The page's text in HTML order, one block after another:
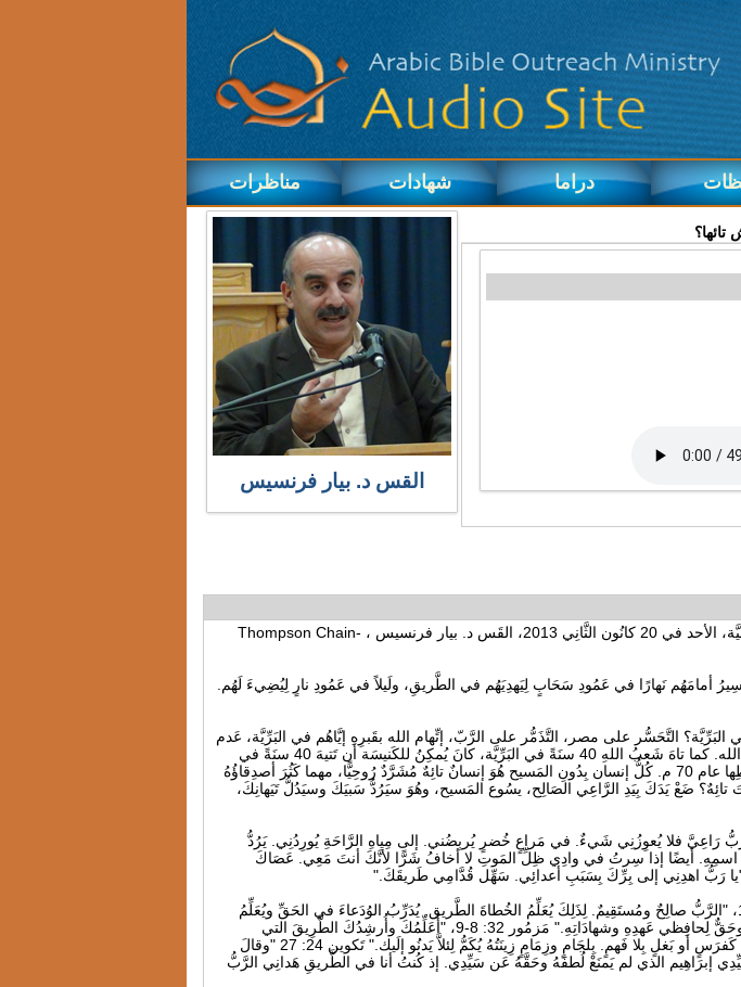
دراما شهادات مناظرات
القس د. بيار فرنسيس
لا تَعِشْ تائِهًا أو الهِدَايَةُ الإلَهِيَّة الميَّة وميَّة، الأحد في 20 كانُون الثَّانِي 2013، القَس د. بيار فرنسيس ، Thompson Chain-
"وكانَ الرَّبُّ يَسِيرُ أمامَهُم نَهارًا في عَمُودِ سَحَابٍ لِيَهدِيَهُم في الطَّريقِ، ولَيلاً في عَمُودِ نارٍ لِيُضِيءَ لَهُم.
البَرِّيَّة؟ التَّحَسُّر على مصر، التَّذَمُّر على الرَّبّ، إتِّهام الله بقَبرِهِ إيَّاهُم في البَرِّيَّة، عَدم
الإيمان بالمَواعِيد، عَدم الطَّاعَة لوَصايا الله. كما تاهَ شَعبُ اللهِ 40 سنَةً في البَرِّيَّة، كانَ يُمكِنُ للكَنيسَة أن تَتيهَ 40 سنَةً في
بَرِّيَّةِ اليَهُوديَّة في أُورشَليم حتَّى سقُوطِها عام 70 م. كُلُّ إنسان بِدُونِ المَسيح هُوَ إنسانٌ تائِهٌ مُشَرَّدٌ رُوحِيًّا، مهما كَثُرَ أصدِقاؤُهُ
ضَعْ يَدَكَ بِيَدِ الرَّاعِي الصَالِح، يسُوع المَسيح، وهُوَ سيَرُدُّ سَبيَكَ وسيَدُلُّ تَيَهانِكَ،
البِرّ: مَزمُور 23: 1-3، "الرَّبُّ رَاعِيَّ فلا يُعوِزُنِي شَيءٌ. في مَراعٍ خُضرٍ يُربِضُني. إلى مِياهِ الرَّاحَةِ يُورِدُنِي. يَرُدُّ
اسمِهِ. أيضًا إذا سِرتُ في وادِي ظِلِّ المَوتِ لا أخافُ شَرًّا لأنَّكَ أنتَ مَعِي. عَصَاكَ
2-إلى صِنَاعَةِ القَرار: مَزمُور 25: 8-10، "الرَّبُّ صالِحٌ ومُستَقِيمٌ. لِذَلِكَ يُعَلِّمُ الخُطاةَ الطَّريق. يُدَرِّبُ الوُدَعاءَ في الحَقِّ ويُعَلِّمُ
الوُدَعاءَ طُرُقَهُ. كُلُّ سُبُلِ الرَّبِّ رَحمَةٌ وحَقٌّ لِحافِظي عَهدِهِ وشهادَاتِهِ." مَزمُور 32: 8-9، "أُعَلِّمُكَ وأُرشِدُكَ الطَّرِيقَ التي
تَسلُكُها. أَنصَحُكَ. عَينِي عَلَيك. لا تَكُونُوا كَفرَسٍ أو بَغلٍ بِلا فَهمٍ. بِلجَامٍ وزِمَامٍ زِينَتُهُ يُكَمُّ لِئلاَّ يَدنُو إلَيك." تَكوين 24: 27 "وقالَ
إبرَاهِيم الذي لم يَمنَعْ لُطفَهُ وحَقَّهُ عَن سَيِّدِي. إذ كُنتُ أنا في الطَّريقِ هَدانِي الرَّبُّ